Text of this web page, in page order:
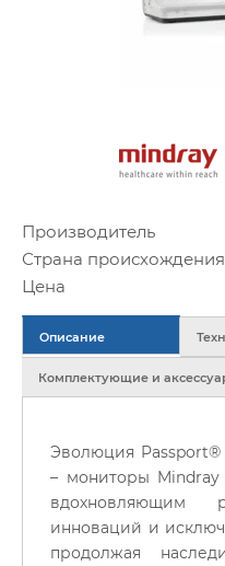
Производитель
Страна происхождения
Цена
Описание
Комплектующие и
Эволюция Passport®
– мониторы Mindray
вдохновляющим
инноваций и
продолжая